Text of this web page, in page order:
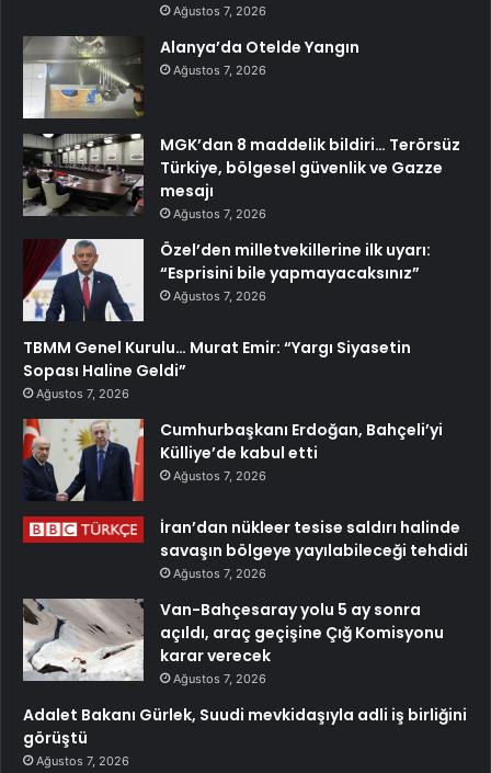
Ağustos 7, 2026
Alanya’da Otelde Yangın
Ağustos 7, 2026
MGK’dan 8 maddelik bildiri… Terörsüz
Türkiye, bölgesel güvenlik ve Gazze
mesajı
Ağustos 7, 2026
Özel’den milletvekillerine ilk uyarı:
“Esprisini bile yapmayacaksınız”
Ağustos 7, 2026
TBMM Genel Kurulu… Murat Emir: “Yargı Siyasetin
Sopası Haline Geldi”
Ağustos 7, 2026
Cumhurbaşkanı Erdoğan, Bahçeli’yi
Külliye’de kabul etti
Ağustos 7, 2026
İran’dan nükleer tesise saldırı halinde
savaşın bölgeye yayılabileceği tehdidi
Ağustos 7, 2026
Van-Bahçesaray yolu 5 ay sonra
açıldı, araç geçişine Çığ Komisyonu
karar verecek
Ağustos 7, 2026
Adalet Bakanı Gürlek, Suudi mevkidaşıyla adli iş birliğini
görüştü
Ağustos 7, 2026